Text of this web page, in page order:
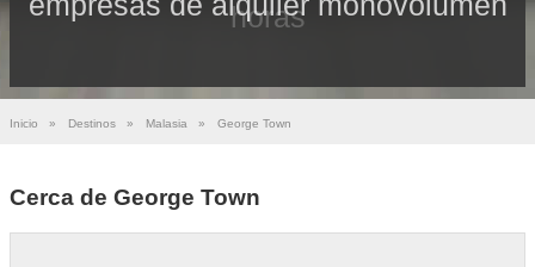
horas
Inicio » Destinos » Malasia » George Town
Cerca de George Town